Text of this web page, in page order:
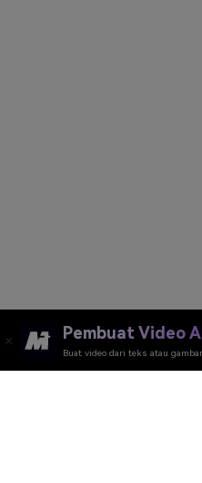
Pembuat Video AI
Buat video dari teks atau